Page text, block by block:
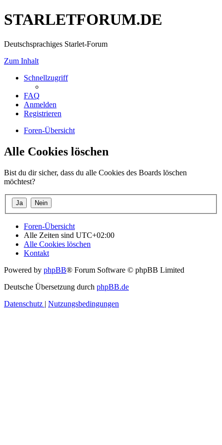
STARLETFORUM.DE
Deutschsprachiges Starlet-Forum
Zum Inhalt
Schnellzugriff
FAQ
Anmelden
Registrieren
Foren-Übersicht
Alle Cookies löschen
Bist du dir sicher, dass du alle Cookies des Boards löschen
möchtest?
Foren-Übersicht
Alle Zeiten sind UTC+02:00
Alle Cookies löschen
Kontakt
Powered by phpBB® Forum Software © phpBB Limited
Deutsche Übersetzung durch phpBB.de
Datenschutz | Nutzungsbedingungen